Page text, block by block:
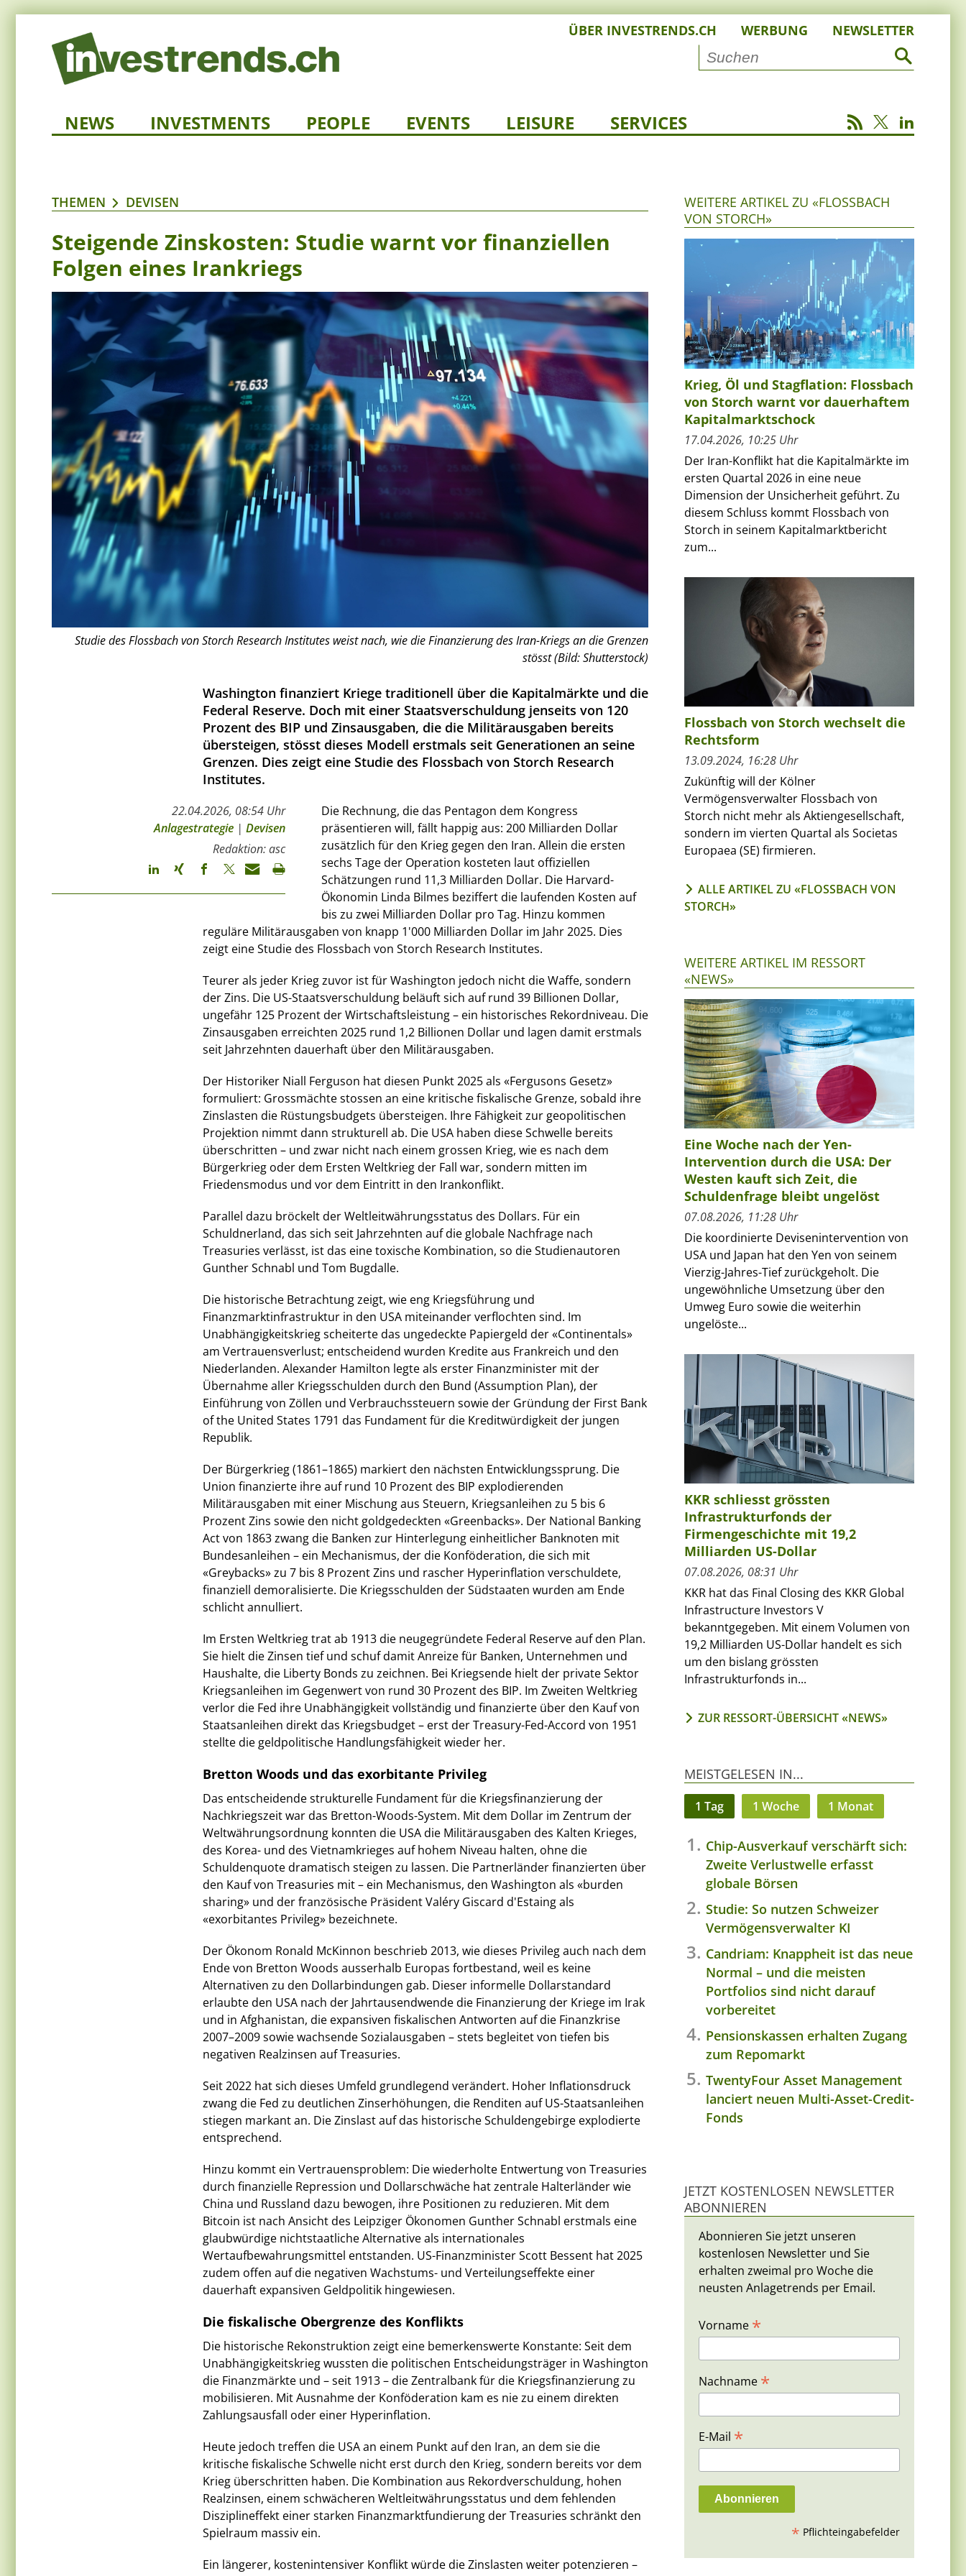
ÜBER INVESTRENDS.CH WERBUNG NEWSLETTER
NEWS INVESTMENTS PEOPLE EVENTS LEISURE SERVICES
THEMEN DEVISEN
Steigende Zinskosten: Studie warnt vor finanziellen
Folgen eines Irankriegs
Studie des Flossbach von Storch Research Institutes weist nach, wie die Finanzierung des Iran-Kriegs an die Grenzen
stösst (Bild: Shutterstock)
Washington finanziert Kriege traditionell über die Kapitalmärkte und die
Federal Reserve. Doch mit einer Staatsverschuldung jenseits von 120
Prozent des BIP und Zinsausgaben, die die Militärausgaben bereits
übersteigen, stösst dieses Modell erstmals seit Generationen an seine
Grenzen. Dies zeigt eine Studie des Flossbach von Storch Research
Institutes.
22.04.2026, 08:54 Uhr
Anlagestrategie | Devisen
Redaktion: asc
Die Rechnung, die das Pentagon dem Kongress
präsentieren will, fällt happig aus: 200 Milliarden Dollar
zusätzlich für den Krieg gegen den Iran. Allein die ersten
sechs Tage der Operation kosteten laut offiziellen
Schätzungen rund 11,3 Milliarden Dollar. Die Harvard-
Ökonomin Linda Bilmes beziffert die laufenden Kosten auf
bis zu zwei Milliarden Dollar pro Tag. Hinzu kommen
reguläre Militärausgaben von knapp 1'000 Milliarden Dollar im Jahr 2025. Dies
zeigt eine Studie des Flossbach von Storch Research Institutes.
Teurer als jeder Krieg zuvor ist für Washington jedoch nicht die Waffe, sondern
der Zins. Die US-Staatsverschuldung beläuft sich auf rund 39 Billionen Dollar,
ungefähr 125 Prozent der Wirtschaftsleistung – ein historisches Rekordniveau. Die
Zinsausgaben erreichten 2025 rund 1,2 Billionen Dollar und lagen damit erstmals
seit Jahrzehnten dauerhaft über den Militärausgaben.
Der Historiker Niall Ferguson hat diesen Punkt 2025 als «Fergusons Gesetz»
formuliert: Grossmächte stossen an eine kritische fiskalische Grenze, sobald ihre
Zinslasten die Rüstungsbudgets übersteigen. Ihre Fähigkeit zur geopolitischen
Projektion nimmt dann strukturell ab. Die USA haben diese Schwelle bereits
überschritten – und zwar nicht nach einem grossen Krieg, wie es nach dem
Bürgerkrieg oder dem Ersten Weltkrieg der Fall war, sondern mitten im
Friedensmodus und vor dem Eintritt in den Irankonflikt.
Parallel dazu bröckelt der Weltleitwährungsstatus des Dollars. Für ein
Schuldnerland, das sich seit Jahrzehnten auf die globale Nachfrage nach
Treasuries verlässt, ist das eine toxische Kombination, so die Studienautoren
Gunther Schnabl und Tom Bugdalle.
Die historische Betrachtung zeigt, wie eng Kriegsführung und
Finanzmarktinfrastruktur in den USA miteinander verflochten sind. Im
Unabhängigkeitskrieg scheiterte das ungedeckte Papiergeld der «Continentals»
am Vertrauensverlust; entscheidend wurden Kredite aus Frankreich und den
Niederlanden. Alexander Hamilton legte als erster Finanzminister mit der
Übernahme aller Kriegsschulden durch den Bund (Assumption Plan), der
Einführung von Zöllen und Verbrauchssteuern sowie der Gründung der First Bank
of the United States 1791 das Fundament für die Kreditwürdigkeit der jungen
Republik.
Der Bürgerkrieg (1861–1865) markiert den nächsten Entwicklungssprung. Die
Union finanzierte ihre auf rund 10 Prozent des BIP explodierenden
Militärausgaben mit einer Mischung aus Steuern, Kriegsanleihen zu 5 bis 6
Prozent Zins sowie den nicht goldgedeckten «Greenbacks». Der National Banking
Act von 1863 zwang die Banken zur Hinterlegung einheitlicher Banknoten mit
Bundesanleihen – ein Mechanismus, der die Konföderation, die sich mit
«Greybacks» zu 7 bis 8 Prozent Zins und rascher Hyperinflation verschuldete,
finanziell demoralisierte. Die Kriegsschulden der Südstaaten wurden am Ende
schlicht annulliert.
Im Ersten Weltkrieg trat ab 1913 die neugegründete Federal Reserve auf den Plan.
Sie hielt die Zinsen tief und schuf damit Anreize für Banken, Unternehmen und
Haushalte, die Liberty Bonds zu zeichnen. Bei Kriegsende hielt der private Sektor
Kriegsanleihen im Gegenwert von rund 30 Prozent des BIP. Im Zweiten Weltkrieg
verlor die Fed ihre Unabhängigkeit vollständig und finanzierte über den Kauf von
Staatsanleihen direkt das Kriegsbudget – erst der Treasury-Fed-Accord von 1951
stellte die geldpolitische Handlungsfähigkeit wieder her.
Bretton Woods und das exorbitante Privileg
Das entscheidende strukturelle Fundament für die Kriegsfinanzierung der
Nachkriegszeit war das Bretton-Woods-System. Mit dem Dollar im Zentrum der
Weltwährungsordnung konnten die USA die Militärausgaben des Kalten Krieges,
des Korea- und des Vietnamkrieges auf hohem Niveau halten, ohne die
Schuldenquote dramatisch steigen zu lassen. Die Partnerländer finanzierten über
den Kauf von Treasuries mit – ein Mechanismus, den Washington als «burden
sharing» und der französische Präsident Valéry Giscard d'Estaing als
«exorbitantes Privileg» bezeichnete.
Der Ökonom Ronald McKinnon beschrieb 2013, wie dieses Privileg auch nach dem
Ende von Bretton Woods ausserhalb Europas fortbestand, weil es keine
Alternativen zu den Dollarbindungen gab. Dieser informelle Dollarstandard
erlaubte den USA nach der Jahrtausendwende die Finanzierung der Kriege im Irak
und in Afghanistan, die expansiven fiskalischen Antworten auf die Finanzkrise
2007–2009 sowie wachsende Sozialausgaben – stets begleitet von tiefen bis
negativen Realzinsen auf Treasuries.
Seit 2022 hat sich dieses Umfeld grundlegend verändert. Hoher Inflationsdruck
zwang die Fed zu deutlichen Zinserhöhungen, die Renditen auf US-Staatsanleihen
stiegen markant an. Die Zinslast auf das historische Schuldengebirge explodierte
entsprechend.
Hinzu kommt ein Vertrauensproblem: Die wiederholte Entwertung von Treasuries
durch finanzielle Repression und Dollarschwäche hat zentrale Halterländer wie
China und Russland dazu bewogen, ihre Positionen zu reduzieren. Mit dem
Bitcoin ist nach Ansicht des Leipziger Ökonomen Gunther Schnabl erstmals eine
glaubwürdige nichtstaatliche Alternative als internationales
Wertaufbewahrungsmittel entstanden. US-Finanzminister Scott Bessent hat 2025
zudem offen auf die negativen Wachstums- und Verteilungseffekte einer
dauerhaft expansiven Geldpolitik hingewiesen.
Die fiskalische Obergrenze des Konflikts
Die historische Rekonstruktion zeigt eine bemerkenswerte Konstante: Seit dem
Unabhängigkeitskrieg wussten die politischen Entscheidungsträger in Washington
die Finanzmärkte und – seit 1913 – die Zentralbank für die Kriegsfinanzierung zu
mobilisieren. Mit Ausnahme der Konföderation kam es nie zu einem direkten
Zahlungsausfall oder einer Hyperinflation.
Heute jedoch treffen die USA an einem Punkt auf den Iran, an dem sie die
kritische fiskalische Schwelle nicht erst durch den Krieg, sondern bereits vor dem
Krieg überschritten haben. Die Kombination aus Rekordverschuldung, hohen
Realzinsen, einem schwächeren Weltleitwährungsstatus und dem fehlenden
Disziplineffekt einer starken Finanzmarktfundierung der Treasuries schränkt den
Spielraum massiv ein.
Ein längerer, kostenintensiver Konflikt würde die Zinslasten weiter potenzieren –
WEITERE ARTIKEL ZU «FLOSSBACH
VON STORCH»
Krieg, Öl und Stagflation: Flossbach
von Storch warnt vor dauerhaftem
Kapitalmarktschock
17.04.2026, 10:25 Uhr
Der Iran-Konflikt hat die Kapitalmärkte im
ersten Quartal 2026 in eine neue
Dimension der Unsicherheit geführt. Zu
diesem Schluss kommt Flossbach von
Storch in seinem Kapitalmarktbericht
zum...
Flossbach von Storch wechselt die
Rechtsform
13.09.2024, 16:28 Uhr
Zukünftig will der Kölner
Vermögensverwalter Flossbach von
Storch nicht mehr als Aktiengesellschaft,
sondern im vierten Quartal als Societas
Europaea (SE) firmieren.
ALLE ARTIKEL ZU «FLOSSBACH VON
STORCH»
WEITERE ARTIKEL IM RESSORT
«NEWS»
Eine Woche nach der Yen-
Intervention durch die USA: Der
Westen kauft sich Zeit, die
Schuldenfrage bleibt ungelöst
07.08.2026, 11:28 Uhr
Die koordinierte Devisenintervention von
USA und Japan hat den Yen von seinem
Vierzig-Jahres-Tief zurückgeholt. Die
ungewöhnliche Umsetzung über den
Umweg Euro sowie die weiterhin
ungelöste...
KKR schliesst grössten
Infrastrukturfonds der
Firmengeschichte mit 19,2
Milliarden US-Dollar
07.08.2026, 08:31 Uhr
KKR hat das Final Closing des KKR Global
Infrastructure Investors V
bekanntgegeben. Mit einem Volumen von
19,2 Milliarden US-Dollar handelt es sich
um den bislang grössten
Infrastrukturfonds in...
ZUR RESSORT-ÜBERSICHT «NEWS»
MEISTGELESEN IN...
1 Tag 1 Woche 1 Monat
Chip-Ausverkauf verschärft sich:
Zweite Verlustwelle erfasst
globale Börsen
Studie: So nutzen Schweizer
Vermögensverwalter KI
Candriam: Knappheit ist das neue
Normal – und die meisten
Portfolios sind nicht darauf
vorbereitet
Pensionskassen erhalten Zugang
zum Repomarkt
TwentyFour Asset Management
lanciert neuen Multi-Asset-Credit-
Fonds
JETZT KOSTENLOSEN NEWSLETTER
ABONNIEREN
Abonnieren Sie jetzt unseren
kostenlosen Newsletter und Sie
erhalten zweimal pro Woche die
neusten Anlagetrends per Email.
Vorname *
Nachname *
E-Mail *
* Pflichteingabefelder